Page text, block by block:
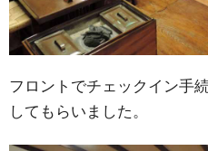
フロントでチェックイン手
してもらいました。